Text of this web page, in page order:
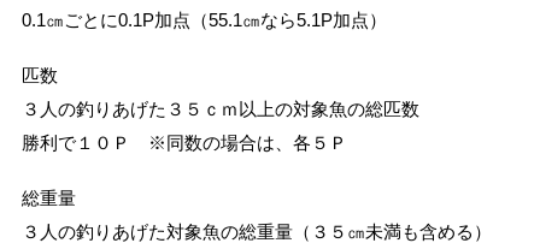
0.1㎝ごとに0.1P加点（55.1㎝なら5.1P加点）
匹数
３人の釣りあげた３５ｃｍ以上の対象魚の総匹数
勝利で１０Ｐ ※同数の場合は、各５Ｐ
総重量
３人の釣りあげた対象魚の総重量（３５㎝未満も含める）